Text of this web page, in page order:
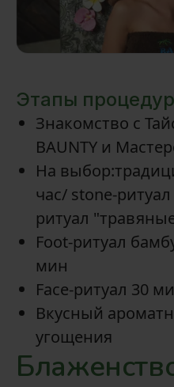
Этапы
Знакомство с
BAUNTY и
На
час/ stone-
ритуал
Foot-ритуал
мин
Face-ритуал 30
Вкусный
угощения